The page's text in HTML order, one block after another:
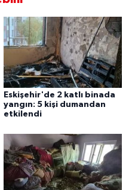
Eskişehir'de 2 katlı binada
yangın: 5 kişi dumandan
etkilendi